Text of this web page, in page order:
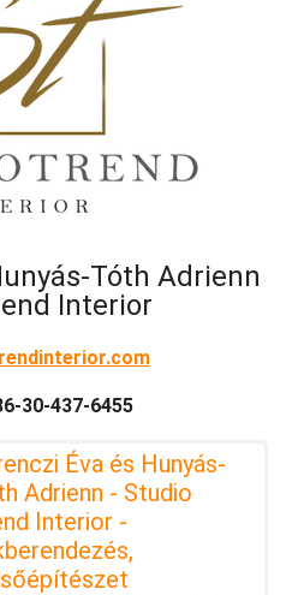
Tóth Adrienn
Interior
30-437-6455
Éva és Hunyás-
Adrienn - Studio
Interior -